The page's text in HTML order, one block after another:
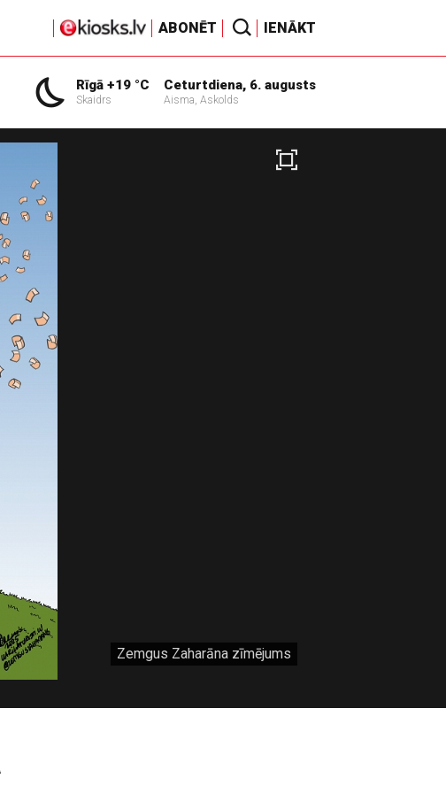
ABONĒT IENĀKT
Rīgā +19 °C
Skaidrs
Ceturtdiena, 6. augusts
Aisma, Askolds
Zemgus Zaharāna zīmējums